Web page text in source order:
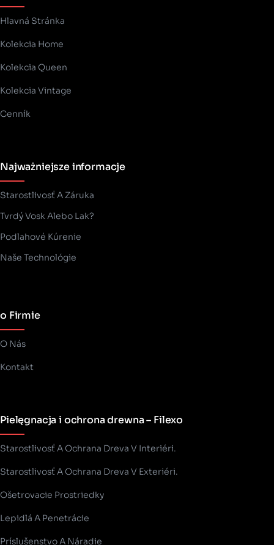
Hlavná Stránka
Kolekcia Home
Kolekcia Queen
Kolekcia Vintage
Cenník
Najważniejsze informacje
Starostlivosť A Záruka
Tvrdý Vosk Alebo Lak?
Podlahové Kúrenie
Naše Technológie
o Firmie
O Nás
Kontakt
Pielęgnacja i ochrona drewna – Filexo
Starostlivosť A Ochrana Dreva V Interiéri.
Starostlivosť A Ochrana Dreva V Exteriéri.
Ošetrovacie Prostriedky
Lepidlá A Penetrácie
Príslušenstvo A Náradie